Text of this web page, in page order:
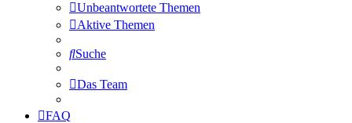
Unbeantwortete Themen
Aktive Themen
Suche
Das Team
FAQ